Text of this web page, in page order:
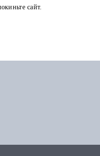
заказах.
сайт.